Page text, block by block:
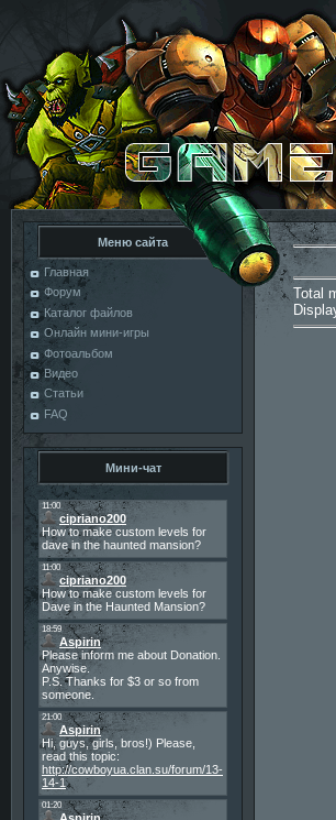
Меню сайта
Главная
Форум
Каталог файлов
Онлайн мини-игры
Фотоальбом
Видео
Статьи
FAQ
Мини-чат
Total